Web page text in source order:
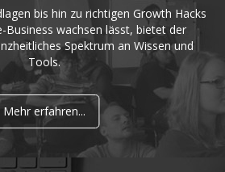
bis hin zu richtigen Growth Hacks
Business wachsen lässt, bietet der
Spektrum an Wissen und
Tools.
Mehr erfahren...